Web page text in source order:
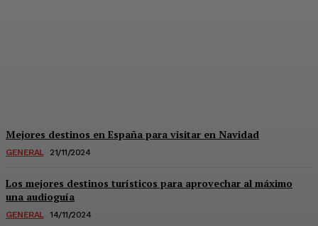
Mejores destinos en España para visitar en Navidad
GENERAL 21/11/2024
Los mejores destinos turísticos para aprovechar al máximo
una audioguía
GENERAL 14/11/2024